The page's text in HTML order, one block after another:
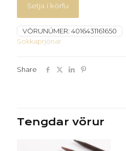
Setja í körfu
VÖRUNÚMER: 4016431161650
Sokkaprjónar
Share
Tengdar vörur